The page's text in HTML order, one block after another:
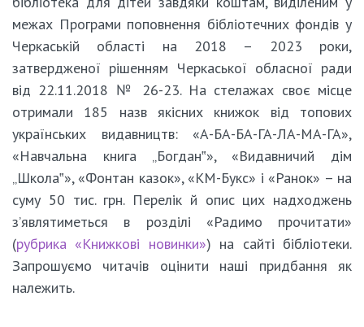
межах Програми поповнення бібліотечних фондів у
Черкаській області на 2018 – 2023 роки,
затвердженої рішенням Черкаської обласної ради
від 22.11.2018 № 26-23. На стелажах своє місце
отримали 185 назв якісних книжок від топових
українських видавництв: «А-БА-БА-ГА-ЛА-МА-ГА»,
«Навчальна книга „Богдан‟», «Видавничий дім
„Школа‟», «Фонтан казок», «КМ-Букс» і «Ранок» – на
суму 50 тис. грн. Перелік й опис цих надходжень
з’являтиметься в розділі «Радимо прочитати»
(рубрика «Книжкові новинки») на сайті бібліотеки.
Запрошуємо читачів оцінити наші придбання як
належить.